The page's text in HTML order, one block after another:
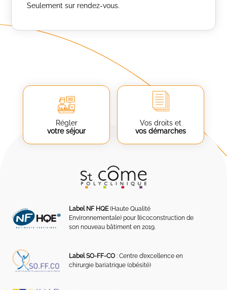
Seulement sur rendez-vous.
Régler
votre séjour
Vos droits et
vos démarches
Label NF HQE(Haute Qualité
Environnementale) pour l’écoconstruction de
son nouveau bâtiment en 2019.
Label SO-FF-CO : Centre d’excellence en
chirurgie bariatrique (obésité)